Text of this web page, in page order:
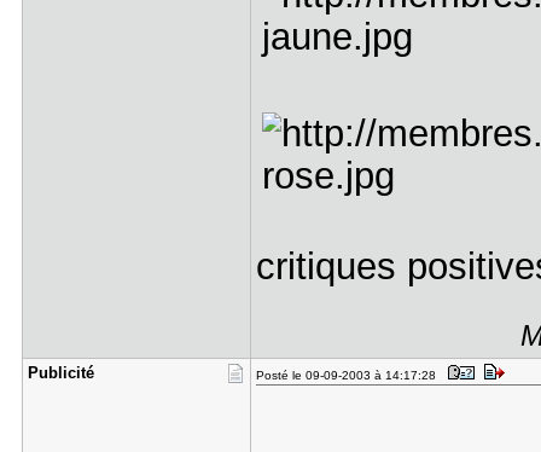
critiques
Publicité Posté le 09-09-2003 à 14:17:28